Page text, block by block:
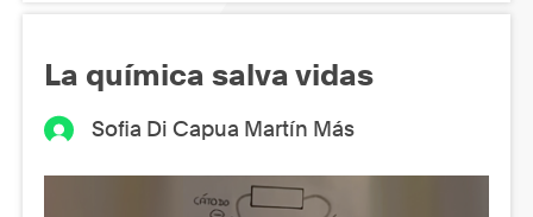
La química salva vidas
Sofia Di Capua Martín Más